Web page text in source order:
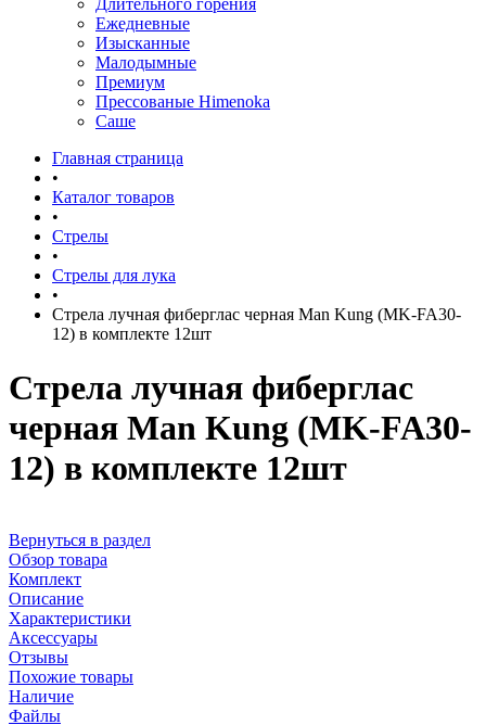
Длительного горения
Ежедневные
Изысканные
Малодымные
Премиум
Прессованые Himenoka
Саше
Главная страница
•
Каталог товаров
•
Стрелы
•
Стрелы для лука
•
Стрела лучная фиберглас черная Man Kung (MK-FA30-
12) в комплекте 12шт
Стрела лучная фиберглас
черная Man Kung (MK-FA30-
12) в комплекте 12шт
Вернуться в раздел
Обзор товара
Комплект
Описание
Характеристики
Аксессуары
Отзывы
Похожие товары
Наличие
Файлы